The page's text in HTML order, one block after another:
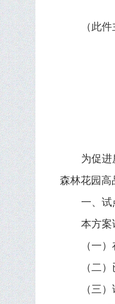
（此件
为促
森林花园高
一、试
本方案
（一
（二
（三